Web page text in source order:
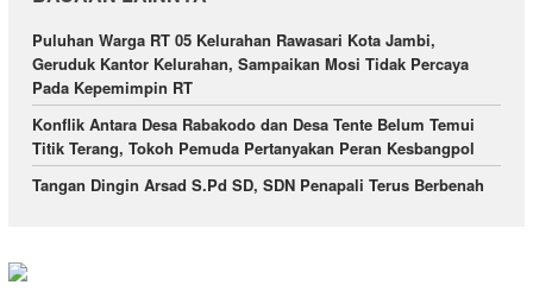
Puluhan Warga RT 05 Kelurahan Rawasari Kota Jambi,
Geruduk Kantor Kelurahan, Sampaikan Mosi Tidak Percaya
Pada Kepemimpin RT
Konflik Antara Desa Rabakodo dan Desa Tente Belum Temui
Titik Terang, Tokoh Pemuda Pertanyakan Peran Kesbangpol
Tangan Dingin Arsad S.Pd SD, SDN Penapali Terus Berbenah